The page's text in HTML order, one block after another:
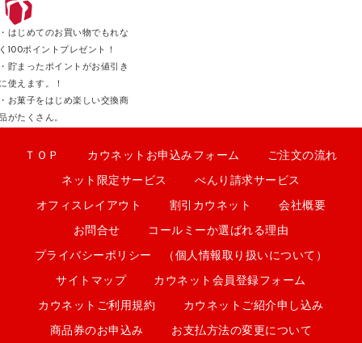
はじめてのお買い物でもれな
100ポイントプレゼント！
貯まったポイントがお値引き
使えます。！
お菓子をはじめ楽しい交換商
がたくさん。
ＴＯＰ カウネットお申込みフォーム ご注文の流れ
ネット限定サービス べんり請求サービス
オフィスレイアウト 割引カウネット 会社概要
お問合せ コールミーか選ばれる理由
プライバシーポリシー （個人情報取り扱いについて）
サイトマップ カウネット会員登録フォーム
カウネットご利用規約 カウネットご紹介申し込み
商品券のお申込み お支払方法の変更について